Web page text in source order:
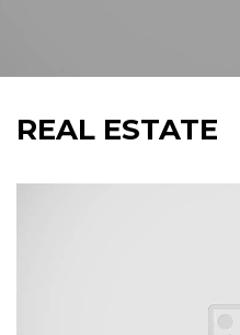
REAL ESTATE